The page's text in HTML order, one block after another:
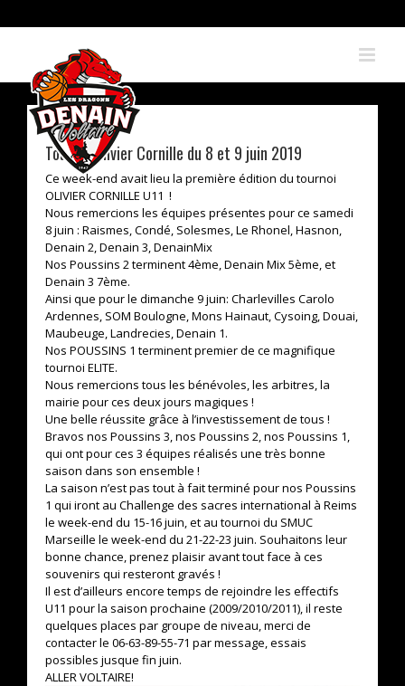
to
Tournoi Olivier Cornille du 8 et 9 juin 2019
Ce week-end avait lieu la première édition du tournoi
OLIVIER CORNILLE U11 !
Nous remercions les équipes présentes pour ce samedi
8 juin : Raismes, Condé, Solesmes, Le Rhonel, Hasnon,
Denain 2, Denain 3, DenainMix
Nos Poussins 2 terminent 4ème, Denain Mix 5ème, et
Denain 3 7ème.
Ainsi que pour le dimanche 9 juin: Charlevilles Carolo
Ardennes, SOM Boulogne, Mons Hainaut, Cysoing, Douai,
Maubeuge, Landrecies, Denain 1.
Nos POUSSINS 1 terminent premier de ce magnifique
tournoi ELITE.
Nous remercions tous les bénévoles, les arbitres, la
mairie pour ces deux jours magiques !
Une belle réussite grâce à l’investissement de tous !
Bravos nos Poussins 3, nos Poussins 2, nos Poussins 1,
qui ont pour ces 3 équipes réalisés une très bonne
saison dans son ensemble !
La saison n’est pas tout à fait terminé pour nos Poussins
1 qui iront au Challenge des sacres international à Reims
le week-end du 15-16 juin, et au tournoi du SMUC
Marseille le week-end du 21-22-23 juin. Souhaitons leur
bonne chance, prenez plaisir avant tout face à ces
souvenirs qui resteront gravés !
Il est d’ailleurs encore temps de rejoindre les effectifs
U11 pour la saison prochaine (2009/2010/2011), il reste
quelques places par groupe de niveau, merci de
contacter le 06-63-89-55-71 par message, essais
possibles jusque fin juin.
ALLER VOLTAIRE!